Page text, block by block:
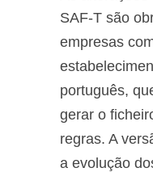
SAF-T são
empresas
português,
gerar o
regras. A
a evolução